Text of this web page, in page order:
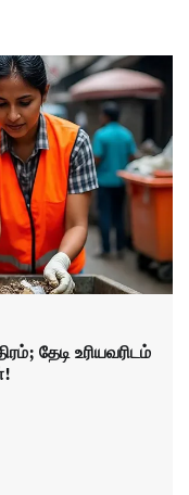
தேடி உரியவரிடம்